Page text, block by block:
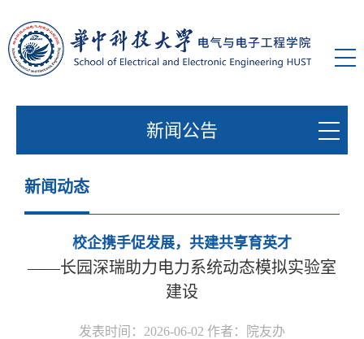
新闻公告
新闻动态
校企携手促发展，共建共享育英才
——长园深瑞助力电力系统动态模拟实验室
建设
发表时间：2026-06-02 作者：院友办